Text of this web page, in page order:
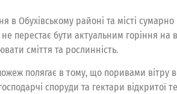
в Обухівському районі та місті
перестає бути актуальним горіння
сміття та рослинність.
полягає в тому, що поривами вітру
споруди та гектари відкритої